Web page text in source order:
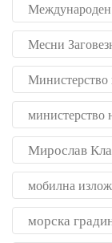
Месни
Министерство
министерство
Мирослав
мобилна
морска